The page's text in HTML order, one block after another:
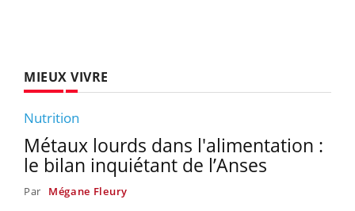
MIEUX VIVRE
Nutrition
Métaux lourds dans l'alimentation :
le bilan inquiétant de l’Anses
Par Mégane Fleury